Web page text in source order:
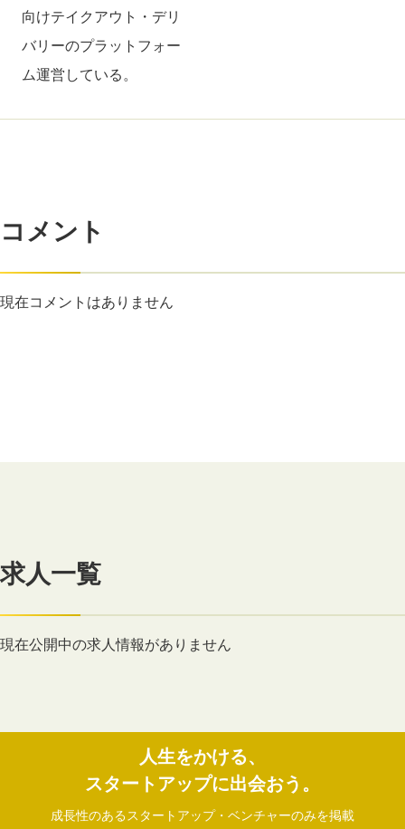
向けテイクアウト・デリ
バリーのプラットフォー
ム運営している。
コメント
現在コメントはありません
求人一覧
現在公開中の求人情報がありません
人生をかける、
スタートアップに出会おう。
成長性のあるスタートアップ・ベンチャーのみを掲載